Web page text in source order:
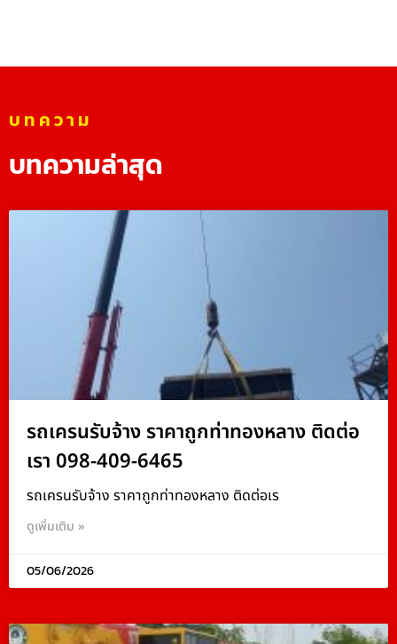
บทความ
บทความล่าสุด
รถเครนรับจ้าง ราคาถูกท่าทองหลาง ติดต่อ
เรา 098-409-6465
รถเครนรับจ้าง ราคาถูกท่าทองหลาง ติดต่อเร
ดูเพิ่มเติม »
05/06/2026